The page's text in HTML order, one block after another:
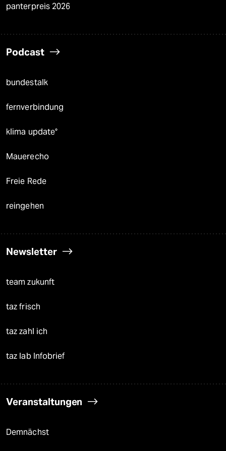
panterpreis 2026
Podcast
bundestalk
fernverbindung
klima update°
Mauerecho
Freie Rede
reingehen
Newsletter
team zukunft
taz frisch
taz zahl ich
taz lab Infobrief
Veranstaltungen
Demnächst